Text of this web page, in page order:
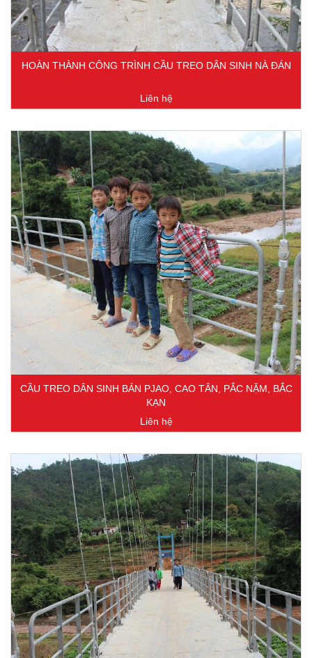
HOÀN THÀNH CÔNG TRÌNH CẦU TREO DÂN SINH NÀ ĐÁN
Liên hệ
CẦU TREO DÂN SINH BẢN PJAO, CAO TÂN, PẮC NẶM, BẮC
KẠN
Liên hệ